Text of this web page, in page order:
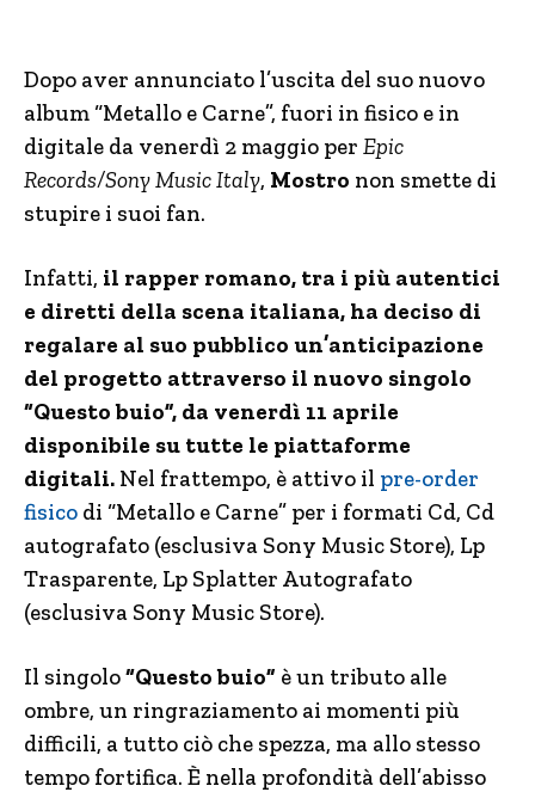
Dopo aver annunciato l’uscita del suo nuovo
album “Metallo e Carne”, fuori in fisico e in
digitale da venerdì 2 maggio per Epic
Records/Sony Music Italy, Mostro non smette di
stupire i suoi fan.
Infatti, il rapper romano, tra i più autentici
e diretti della scena italiana, ha deciso di
regalare al suo pubblico un’anticipazione
del progetto attraverso il nuovo singolo
“Questo buio”, da venerdì 11 aprile
disponibile su tutte le piattaforme
digitali. Nel frattempo, è attivo il pre-order
fisico di “Metallo e Carne” per i formati Cd, Cd
autografato (esclusiva Sony Music Store), Lp
Trasparente, Lp Splatter Autografato
(esclusiva Sony Music Store).
Il singolo“Questo buio” è un tributo alle
ombre, un ringraziamento ai momenti più
difficili, a tutto ciò che spezza, ma allo stesso
tempo fortifica. È nella profondità dell’abisso